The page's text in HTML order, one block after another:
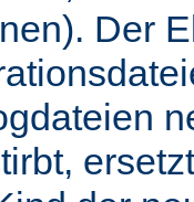
Der